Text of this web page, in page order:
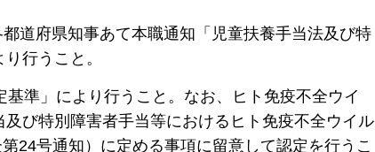
道府県知事あて本職通知「児童扶養手当法及び特
行うこと。
準」により行うこと。なお、ヒト免疫不全ウイ
び特別障害者手当等におけるヒト免疫不全ウイル
24号通知）に定める事項に留意して認定を行うこ